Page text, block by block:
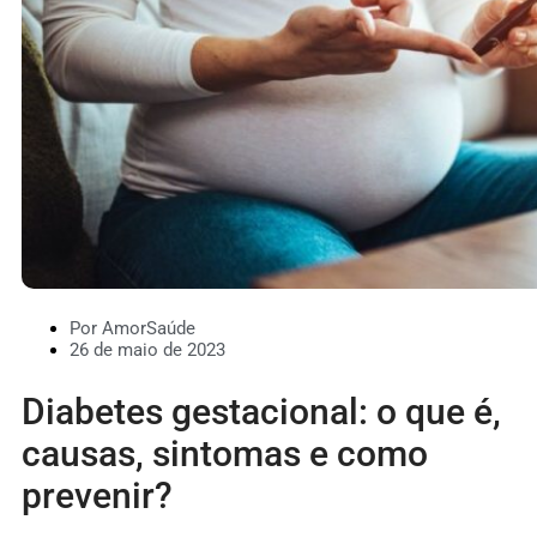
Por AmorSaúde
26 de maio de 2023
Diabetes gestacional: o que é,
causas, sintomas e como
prevenir?